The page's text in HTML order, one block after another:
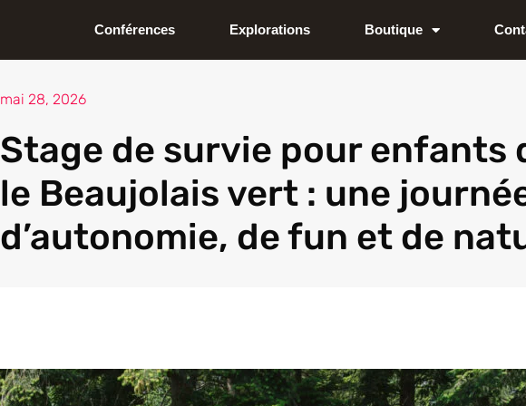
Conférences Explorations Boutique
mai 28, 2026
Stage de survie pour enfants
le Beaujolais vert : une
d’autonomie, de fun et de